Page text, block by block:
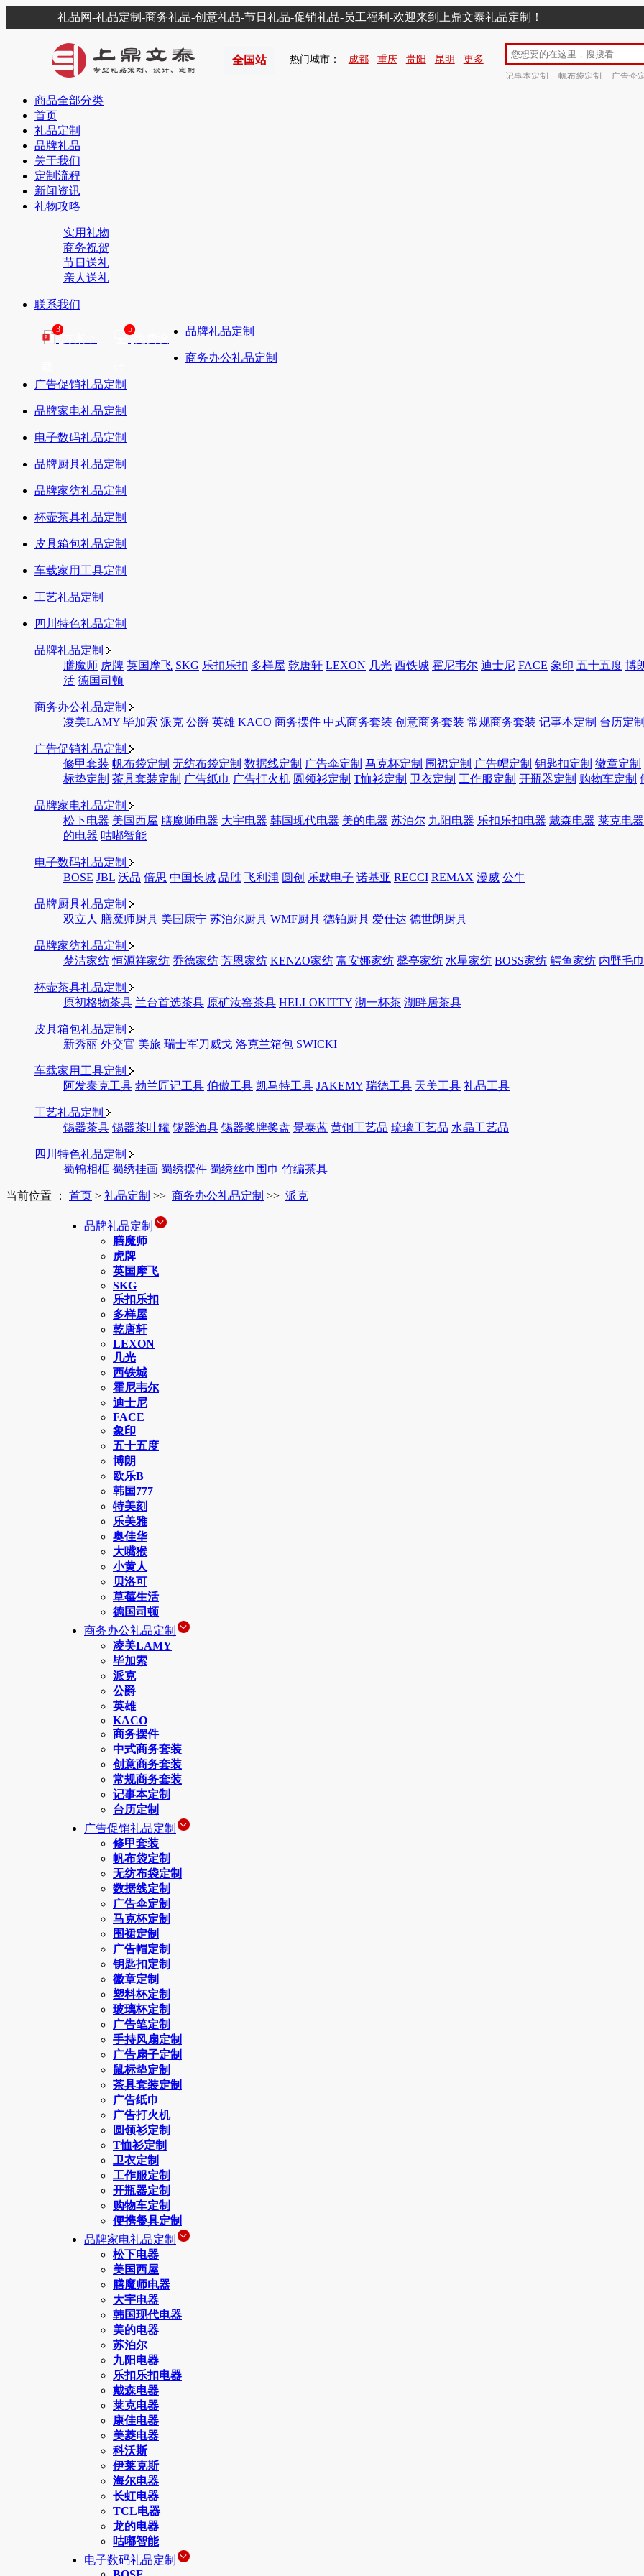
礼品网-礼品定制-商务礼品-创意礼品-节日礼品-促销礼品-员工福利-欢迎来到上鼎文泰礼品定制！
全国站 热门城市： 成都 重庆 贵阳 昆明 更多
记事本定制 帆布袋定制 广告伞
商品全部分类
首页
礼品定制
品牌礼品
关于我们
定制流程
新闻资讯
礼物攻略
实用礼物
商务祝贺
节日送礼
亲人送礼
联系我们
3 5 品牌礼品定制
商务办公礼品定制
广告促销礼品定制
品牌家电礼品定制
电子数码礼品定制
品牌厨具礼品定制
品牌家纺礼品定制
杯壶茶具礼品定制
皮具箱包礼品定制
车载家用工具定制
工艺礼品定制
四川特色礼品定制
品牌礼品定制
膳魔师 虎牌 英国摩飞 SKG 乐扣乐扣 多样屋 乾唐轩 LEXON 几光 西铁城 霍尼韦尔 迪士尼 FACE 象印 五十五度 博
活 德国司顿
商务办公礼品定制
凌美LAMY 毕加索 派克 公爵 英雄 KACO 商务摆件 中式商务套装 创意商务套装 常规商务套装 记事本定制 台历定
广告促销礼品定制
修甲套装 帆布袋定制 无纺布袋定制 数据线定制 广告伞定制 马克杯定制 围裙定制 广告帽定制 钥匙扣定制 徽章定制
标垫定制 茶具套装定制 广告纸巾 广告打火机 圆领衫定制 T恤衫定制 卫衣定制 工作服定制 开瓶器定制 购物车定制
品牌家电礼品定制
松下电器 美国西屋 膳魔师电器 大宇电器 韩国现代电器 美的电器 苏泊尔 九阳电器 乐扣乐扣电器 戴森电器 莱克电器
的电器 咕嘟智能
电子数码礼品定制
BOSE JBL 沃品 倍思 中国长城 品胜 飞利浦 圆创 乐默电子 诺基亚 RECCI REMAX 漫威 公牛
品牌厨具礼品定制
双立人 膳魔师厨具 美国康宁 苏泊尔厨具 WMF厨具 德铂厨具 爱仕达 德世朗厨具
品牌家纺礼品定制
梦洁家纺 恒源祥家纺 乔德家纺 芳恩家纺 KENZO家纺 富安娜家纺 馨亭家纺 水星家纺 BOSS家纺 鳄鱼家纺 内野毛巾
杯壶茶具礼品定制
原初格物茶具 兰台首选茶具 原矿汝窑茶具 HELLOKITTY 沏一杯茶 湖畔居茶具
皮具箱包礼品定制
新秀丽 外交官 美旅 瑞士军刀威戈 洛克兰箱包 SWICKI
车载家用工具定制
阿发泰克工具 勃兰匠记工具 伯傲工具 凯马特工具 JAKEMY 瑞德工具 天美工具 礼品工具
工艺礼品定制
锡器茶具 锡器茶叶罐 锡器酒具 锡器奖牌奖盘 景泰蓝 黄铜工艺品 琉璃工艺品 水晶工艺品
四川特色礼品定制
蜀锦相框 蜀绣挂画 蜀绣摆件 蜀绣丝巾围巾 竹编茶具
当前位置 ： 首页 > 礼品定制 >> 商务办公礼品定制 >> 派克
品牌礼品定制
膳魔师
虎牌
英国摩飞
SKG
乐扣乐扣
多样屋
乾唐轩
LEXON
几光
西铁城
霍尼韦尔
迪士尼
FACE
象印
五十五度
博朗
欧乐B
韩国777
特美刻
乐美雅
奥佳华
大嘴猴
小黄人
贝洛可
草莓生活
德国司顿
商务办公礼品定制
凌美LAMY
毕加索
派克
公爵
英雄
KACO
商务摆件
中式商务套装
创意商务套装
常规商务套装
记事本定制
台历定制
广告促销礼品定制
修甲套装
帆布袋定制
无纺布袋定制
数据线定制
广告伞定制
马克杯定制
围裙定制
广告帽定制
钥匙扣定制
徽章定制
塑料杯定制
玻璃杯定制
广告笔定制
手持风扇定制
广告扇子定制
鼠标垫定制
茶具套装定制
广告纸巾
广告打火机
圆领衫定制
T恤衫定制
卫衣定制
工作服定制
开瓶器定制
购物车定制
便携餐具定制
品牌家电礼品定制
松下电器
美国西屋
膳魔师电器
大宇电器
韩国现代电器
美的电器
苏泊尔
九阳电器
乐扣乐扣电器
戴森电器
莱克电器
康佳电器
美菱电器
科沃斯
伊莱克斯
海尔电器
长虹电器
TCL电器
龙的电器
咕嘟智能
电子数码礼品定制